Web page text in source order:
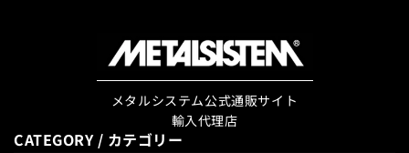
メタルシステム公式通販サイト
輸入代理店
CATEGORY / カテゴリー